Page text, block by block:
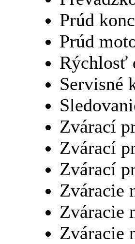
Prúd
Prúd
Rýchlosť
Servisné
Zvárací
Zvárací
Zvárací
Zváracie
Zváracie
Zváracie